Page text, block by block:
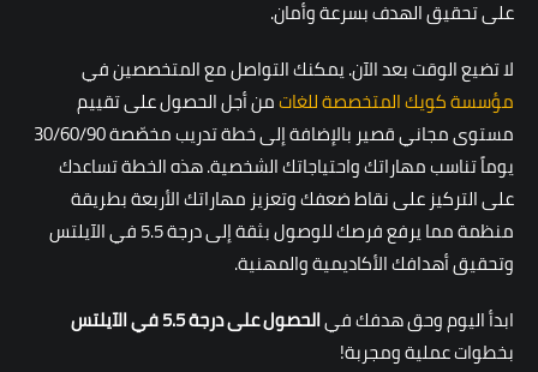
على تحقيق الهدف بسرعة وأمان.
لا تضيع الوقت بعد الآن. يمكنك التواصل مع المتخصصين في
مؤسسة كويك المتخصصة للغاتمن أجل الحصول على تقييم
مستوى مجاني قصير بالإضافة إلى خطة تدريب مخصّصة 30/60/90
يوماً تناسب مهاراتك واحتياجاتك الشخصية. هذه الخطة تساعدك
على التركيز على نقاط ضعفك وتعزيز مهاراتك الأربعة بطريقة
منظمة مما يرفع فرصك للوصول بثقة إلى درجة 5.5 في الآيلتس
وتحقيق أهدافك الأكاديمية والمهنية.
ابدأ اليوم وحق هدفك فيالحصول على درجة 5.5 في الآيلتس
بخطوات عملية ومجربة!